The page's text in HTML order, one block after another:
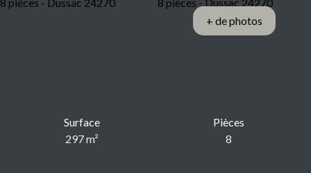
+ de photos
Surface
297m²
Pièces
8